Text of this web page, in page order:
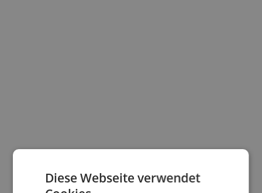
Diese Webseite verwendet